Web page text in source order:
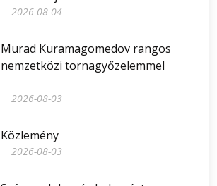
2026-08-04
Murad Kuramagomedov rangos
nemzetközi tornagyőzelemmel
2026-08-03
Közlemény
2026-08-03